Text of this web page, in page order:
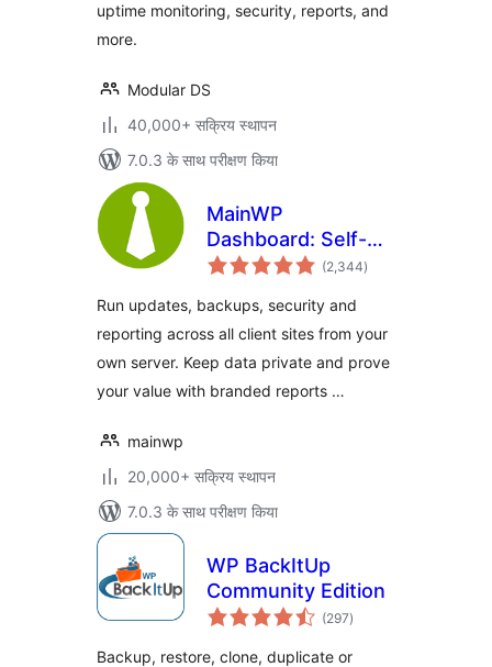
uptime monitoring, security, reports, and
more.
Modular DS
40,000+ सक्रिय स्थापन
7.0.3 के साथ परीक्षण किया
MainWP
Dashboard: Self-
hosted WordPress
Agencies
(2,344कुल
दर)
Run updates, backups, security and
reporting across all client sites from your
own server. Keep data private and prove
your value with branded reports …
mainwp
20,000+ सक्रिय स्थापन
7.0.3 के साथ परीक्षण किया
WP BackItUp
Community Edition
(297कुल
दर)
Backup, restore, clone, duplicate or